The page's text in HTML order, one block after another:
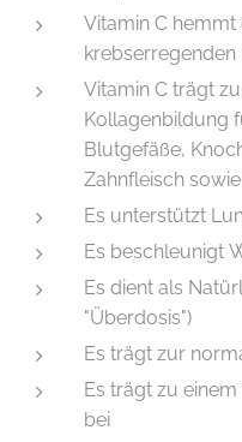
Vitamin C
krebserregenden
Vitamin C trägt
Kollagenbildung
Blutgefäße,
Zahnfleisch
Es unterstützt
Es beschleunigt
Es dient als
"Überdosis")
Es trägt zur
Es trägt zu
bei